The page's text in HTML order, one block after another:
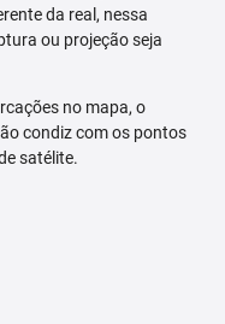
da real, nessa
ou projeção seja
no mapa, o
condiz com os pontos
satélite.